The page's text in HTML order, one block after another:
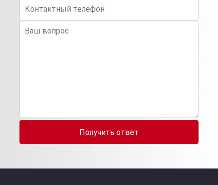
Получить ответ